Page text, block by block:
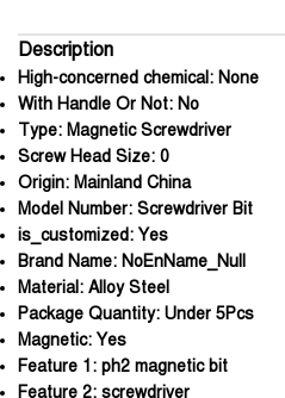
Description
High-concerned chemical: None
With Handle Or Not: No
Type: Magnetic Screwdriver
Screw Head Size: 0
Origin: Mainland China
Model Number: Screwdriver Bit
is_customized: Yes
Brand Name: NoEnName_Null
Material: Alloy Steel
Package Quantity: Under 5Pcs
Magnetic: Yes
Feature 1: ph2 magnetic bit
Feature 2: screwdriver